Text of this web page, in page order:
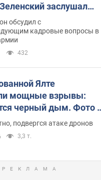
заслушал
и объявил о
обсудил с
кадровые вопросы в
432
Ялте
мощные взрывы:
черный дым. Фото
подвергся атаке дронов
3,3 т.